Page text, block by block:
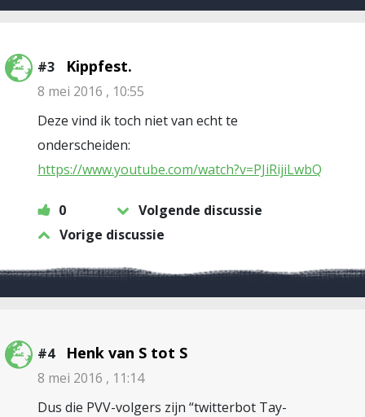
#3 Kippfest.
8 mei 2016 , 10:55
Deze vind ik toch niet van echt te
onderscheiden:
https://www.youtube.com/watch?v=PJiRijiLwbQ
0
Volgende discussie
Vorige discussie
#4 Henk van S tot S
8 mei 2016 , 11:14
Dus die PVV-volgers zijn “twitterbot Tay-